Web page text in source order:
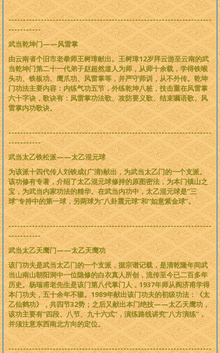
---------------------------------------------------------------------
-----------
武当乾坤门——风雷掌
由云南省个旧市老拳师王树璋献出。王树璋12岁拜云游至云南的武
当乾坤门第二十一代弟子赵超然道人为师，从师十余载，学得铁喉
头功、铁板功、鹰爪功、风雷掌等，并严守师训，从不外传。乾坤
门功法主要内容：内练气功五节，外练乾坤八桩，技击重在风雷掌
六十字诀，歌诀有：风雷掌功法歌、攻防要义歌、结束嘱语歌、风
雷掌内功歌诀。
---------------------------------------------------------------------
-----------
武当太乙铁松派——太乙混元球
为该派十四代传人刘铁成(广清)献出，为武当太乙门的一个支派。
该功修有专著，介绍了太乙混元球修持的原图密法，为本门镇山之
宝，为武当内家功法的精华。在武当内功中，太乙混元球是“三
球”专持中的第一球，另两球为“八卦震元球”和“如意紫金球”。
---------------------------------------------------------------------
-----------
武当太乙天鹰门——太乙天鹰功
该门功夫是武当太乙门的一个支派，据宗谱记载，是清乾隆年间武
当山南山朝阳洞中一位隐修的白衣真人所创，流传至今已二百多年
历史。杨瑞甫老先生是该门第八代掌门人，1937年师从阎济甫学得
本门功夫，五十余年不辍。1989年献出该门功夫的初级功法：《太
乙仙鹤功》，共四节32势；之后又献出本门绝技——太乙天鹰功，
该功主要有“四段、八节、九十六式”，演练路线讲究“八方演练”，
并须注意东西南北方向的定位。
---------------------------------------------------------------------